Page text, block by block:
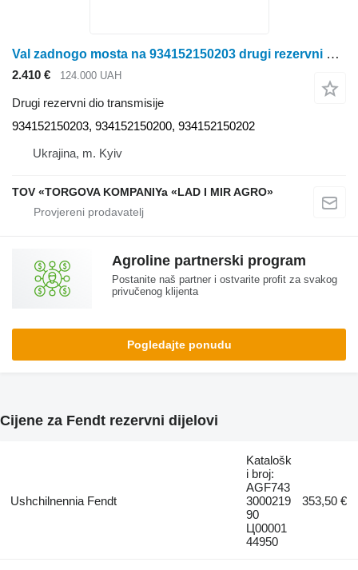
Val zadnogo mosta na 934152150203 drugi rezervni dio transmisije za Fendt traktora na kotačima
2.410 € 124.000 UAH
Drugi rezervni dio transmisije
934152150203, 934152150200, 934152150202
Ukrajina, m. Kyiv
TOV «TORGOVA KOMPANIYa «LAD I MIR AGRO»
Agroline partnerski program
Postanite naš partner i ostvarite profit za svakog
privučenog klijenta
Pogledajte ponudu
Cijene za Fendt rezervni dijelovi
Ushchilnennia Fendt
Katalošk
i broj:
AGF743
3000219
90
Ц00001
44950
353,50 €